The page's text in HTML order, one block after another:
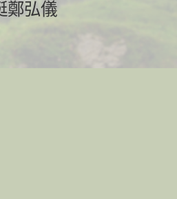
鄭弘儀